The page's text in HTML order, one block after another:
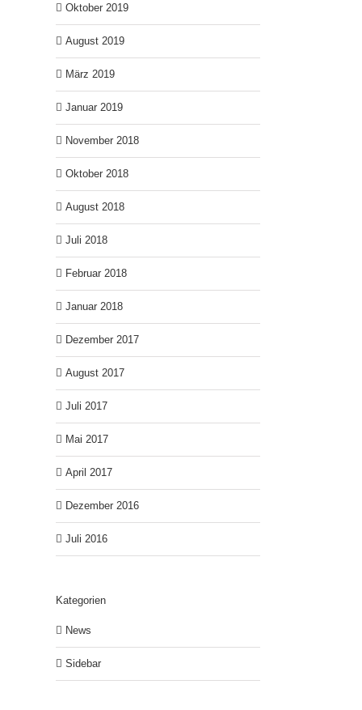
Oktober 2019
August 2019
März 2019
Januar 2019
November 2018
Oktober 2018
August 2018
Juli 2018
Februar 2018
Januar 2018
Dezember 2017
August 2017
Juli 2017
Mai 2017
April 2017
Dezember 2016
Juli 2016
Kategorien
News
Sidebar